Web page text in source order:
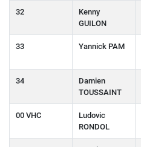
32
Kenny
GUILON
33 Yannick PAM
34
Damien
TOUSSAINT
00 VHC
Ludovic
RONDOL